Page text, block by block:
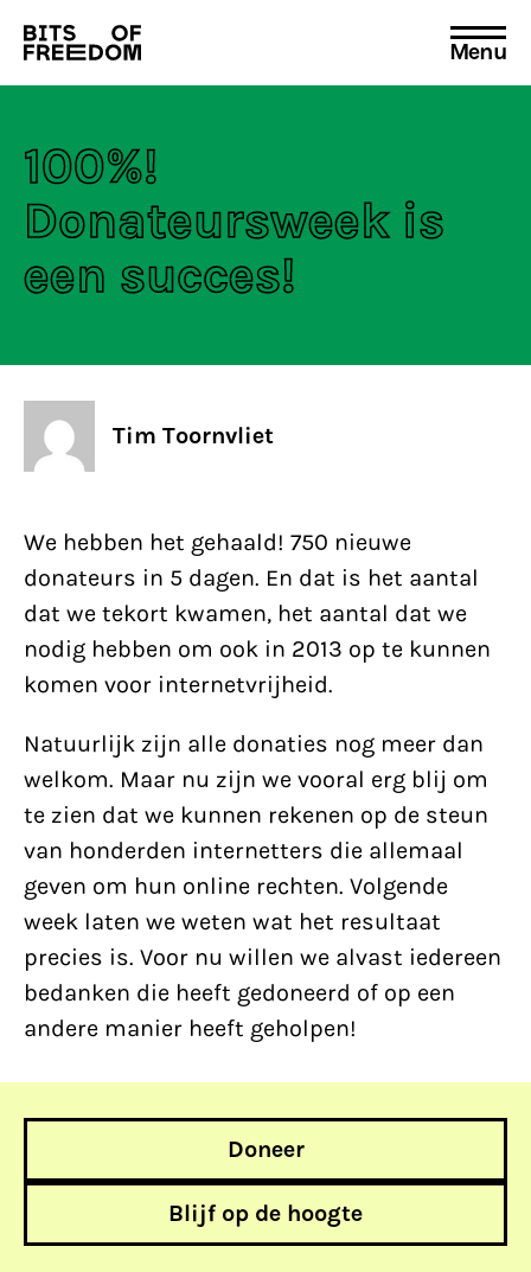
Search
for:
Menu
100%!
Donateursweek is
een succes!
Tim Toornvliet
We hebben het gehaald! 750 nieuwe
donateurs in 5 dagen. En dat is het aantal
dat we tekort kwamen, het aantal dat we
nodig hebben om ook in 2013 op te kunnen
komen voor internetvrijheid.
Natuurlijk zijn alle donaties nog meer dan
welkom. Maar nu zijn we vooral erg blij om
te zien dat we kunnen rekenen op de steun
van honderden internetters die allemaal
geven om hun online rechten. Volgende
week laten we weten wat het resultaat
precies is. Voor nu willen we alvast iedereen
bedanken die heeft gedoneerd of op een
andere manier heeft geholpen!
Doneer
Blijf op de hoogte